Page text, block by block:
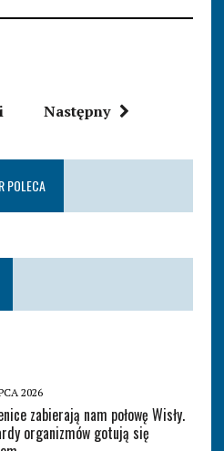
Następny
POLECA
2026
zabierają nam połowę Wisły.
organizmów gotują się